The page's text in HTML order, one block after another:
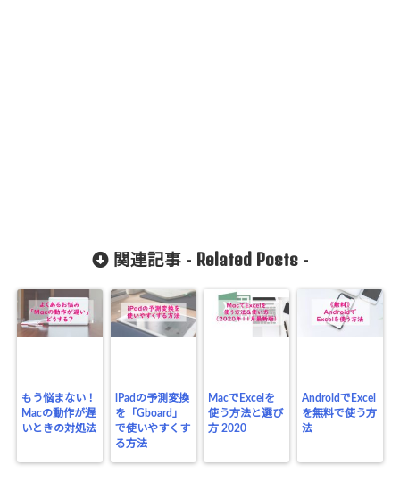
関連記事 - Related Posts-
もう悩まない！
Macの動作が遅
いときの対処法
iPadの予測変換
を「Gboard」
で使いやすくす
る方法
MacでExcelを
使う方法と選び
方 2020
AndroidでExcel
を無料で使う方
法